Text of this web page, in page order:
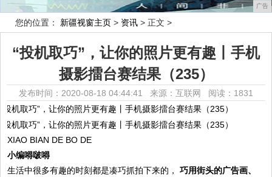
广告
您的位置： 新疆视窗主页 > 资讯 > 正文 >
“投机取巧”，让你的照片更有趣丨手机
摄影擂台赛结果（235）
发布时间：2020-08-18 04:44:41 来源：互联网 阅读：1831
XIAO BIAN DE BO DE
小编嘚啵嘚
生活中很多有趣的时刻都是凑巧抓拍下来的，
巧用街头的广告画、